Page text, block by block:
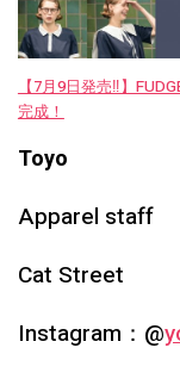
【7月9日発売‼︎】
完成！
Toyo
Apparel staff
Cat Street
Instagram： @